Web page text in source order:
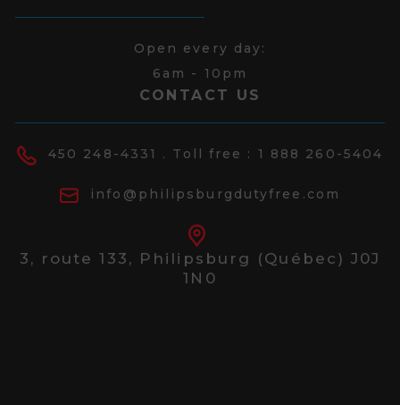
Open every day:
6am - 10pm
CONTACT US
450 248-4331 . Toll free : 1 888 260-5404
info@philipsburgdutyfree.com
3, route 133, Philipsburg (Québec) J0J
1N0